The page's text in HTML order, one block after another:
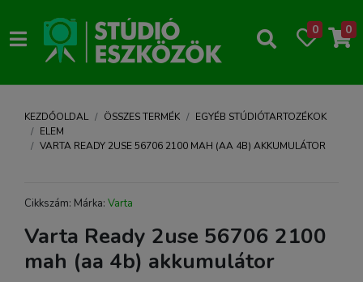
0 0
KEZDŐOLDAL ÖSSZES TERMÉK
EGYÉB STÚDIÓTARTOZÉKOK
ELEM
VARTA READY 2USE 56706 2100 MAH (AA 4B) AKKUMULÁTOR
Cikkszám: Márka: Varta
Varta Ready 2use 56706 2100
mah (aa 4b) akkumulátor